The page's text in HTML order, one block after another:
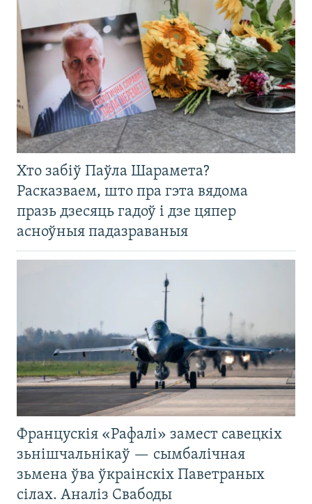
Хто забіў Паўла Шарамета?
Расказваем, што пра гэта вядома
празь дзесяць гадоў і дзе цяпер
асноўныя падазраваныя
Францускія «Рафалі» замест савецкіх
зьнішчальнікаў — сымбалічная
зьмена ўва ўкраінскіх Паветраных
сілах. Аналіз Свабоды